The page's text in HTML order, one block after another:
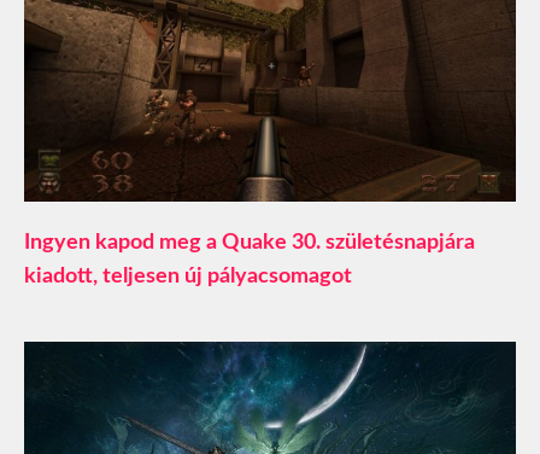
Ingyen kapod meg a Quake 30. születésnapjára
kiadott, teljesen új pályacsomagot